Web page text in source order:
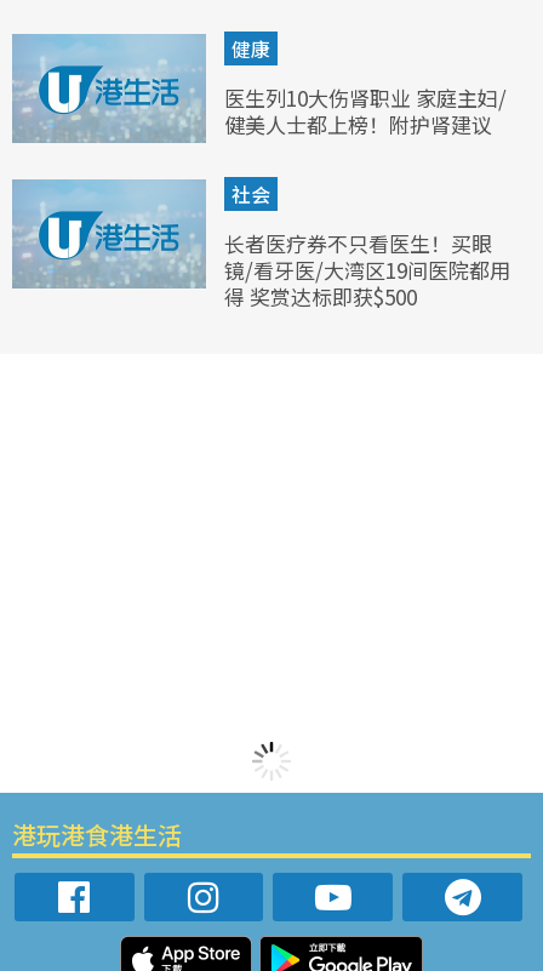
健康
医生列10大伤肾职业 家庭主妇/
健美人士都上榜！附护肾建议
社会
长者医疗券不只看医生！买眼
镜/看牙医/大湾区19间医院都用
得 奖赏达标即获$500
港玩港食港生活